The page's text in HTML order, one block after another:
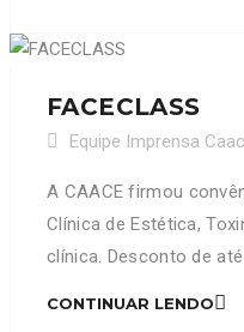
FACECLASS
Equipe Imprensa
A CAACE firmou
Clínica de Estética,
clínica. Desconto de
CONTINUAR LENDO